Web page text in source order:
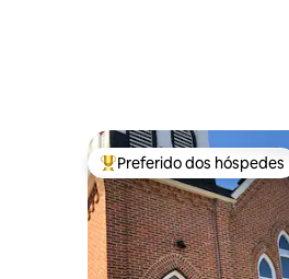
Entre os melhores
Preferido dos hóspedes